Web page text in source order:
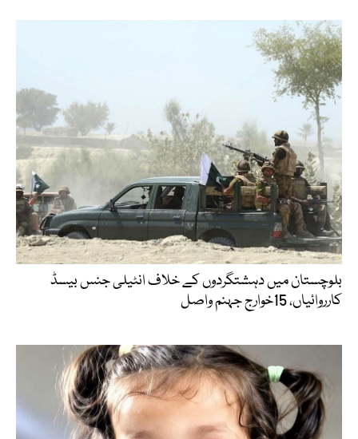
بلوچستان میں دہشتگردوں کے خلاف انٹیلی جنس بیسڈ
کارروائیاں، 15خوارج جہنم واصل